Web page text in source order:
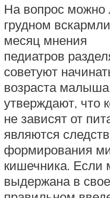
На вопрос можно
грудном
месяц мнения
педиатров
советуют
возраста
утверждают, что
не зависят от
являются
формирования
кишечника. Если
выдержана в